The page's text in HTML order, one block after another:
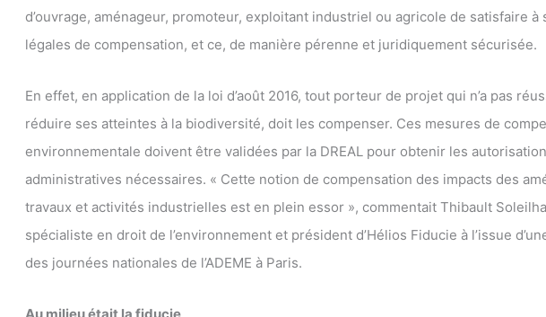
d’ouvrage, aménageur, promoteur, exploitant industriel ou agricole de satisfaire à
légales de compensation, et ce, de manière pérenne et juridiquement sécurisée.
En effet, en application de la loi d’août 2016, tout porteur de projet qui n’a pas
réduire ses atteintes à la biodiversité, doit les compenser. Ces mesures de
environnementale doivent être validées par la DREAL pour obtenir les
administratives nécessaires. « Cette notion de compensation des impacts des
travaux et activités industrielles est en plein essor », commentait Thibault
spécialiste en droit de l’environnement et président d’Hélios Fiducie à l’issue
des journées nationales de l’ADEME à Paris.